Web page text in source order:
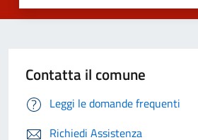
Contatta il comune
Leggi le domande frequenti
Richiedi Assistenza